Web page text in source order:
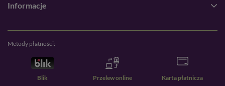
Informacje
Metody płatności:
Blik Przelew online Karta płatnicza